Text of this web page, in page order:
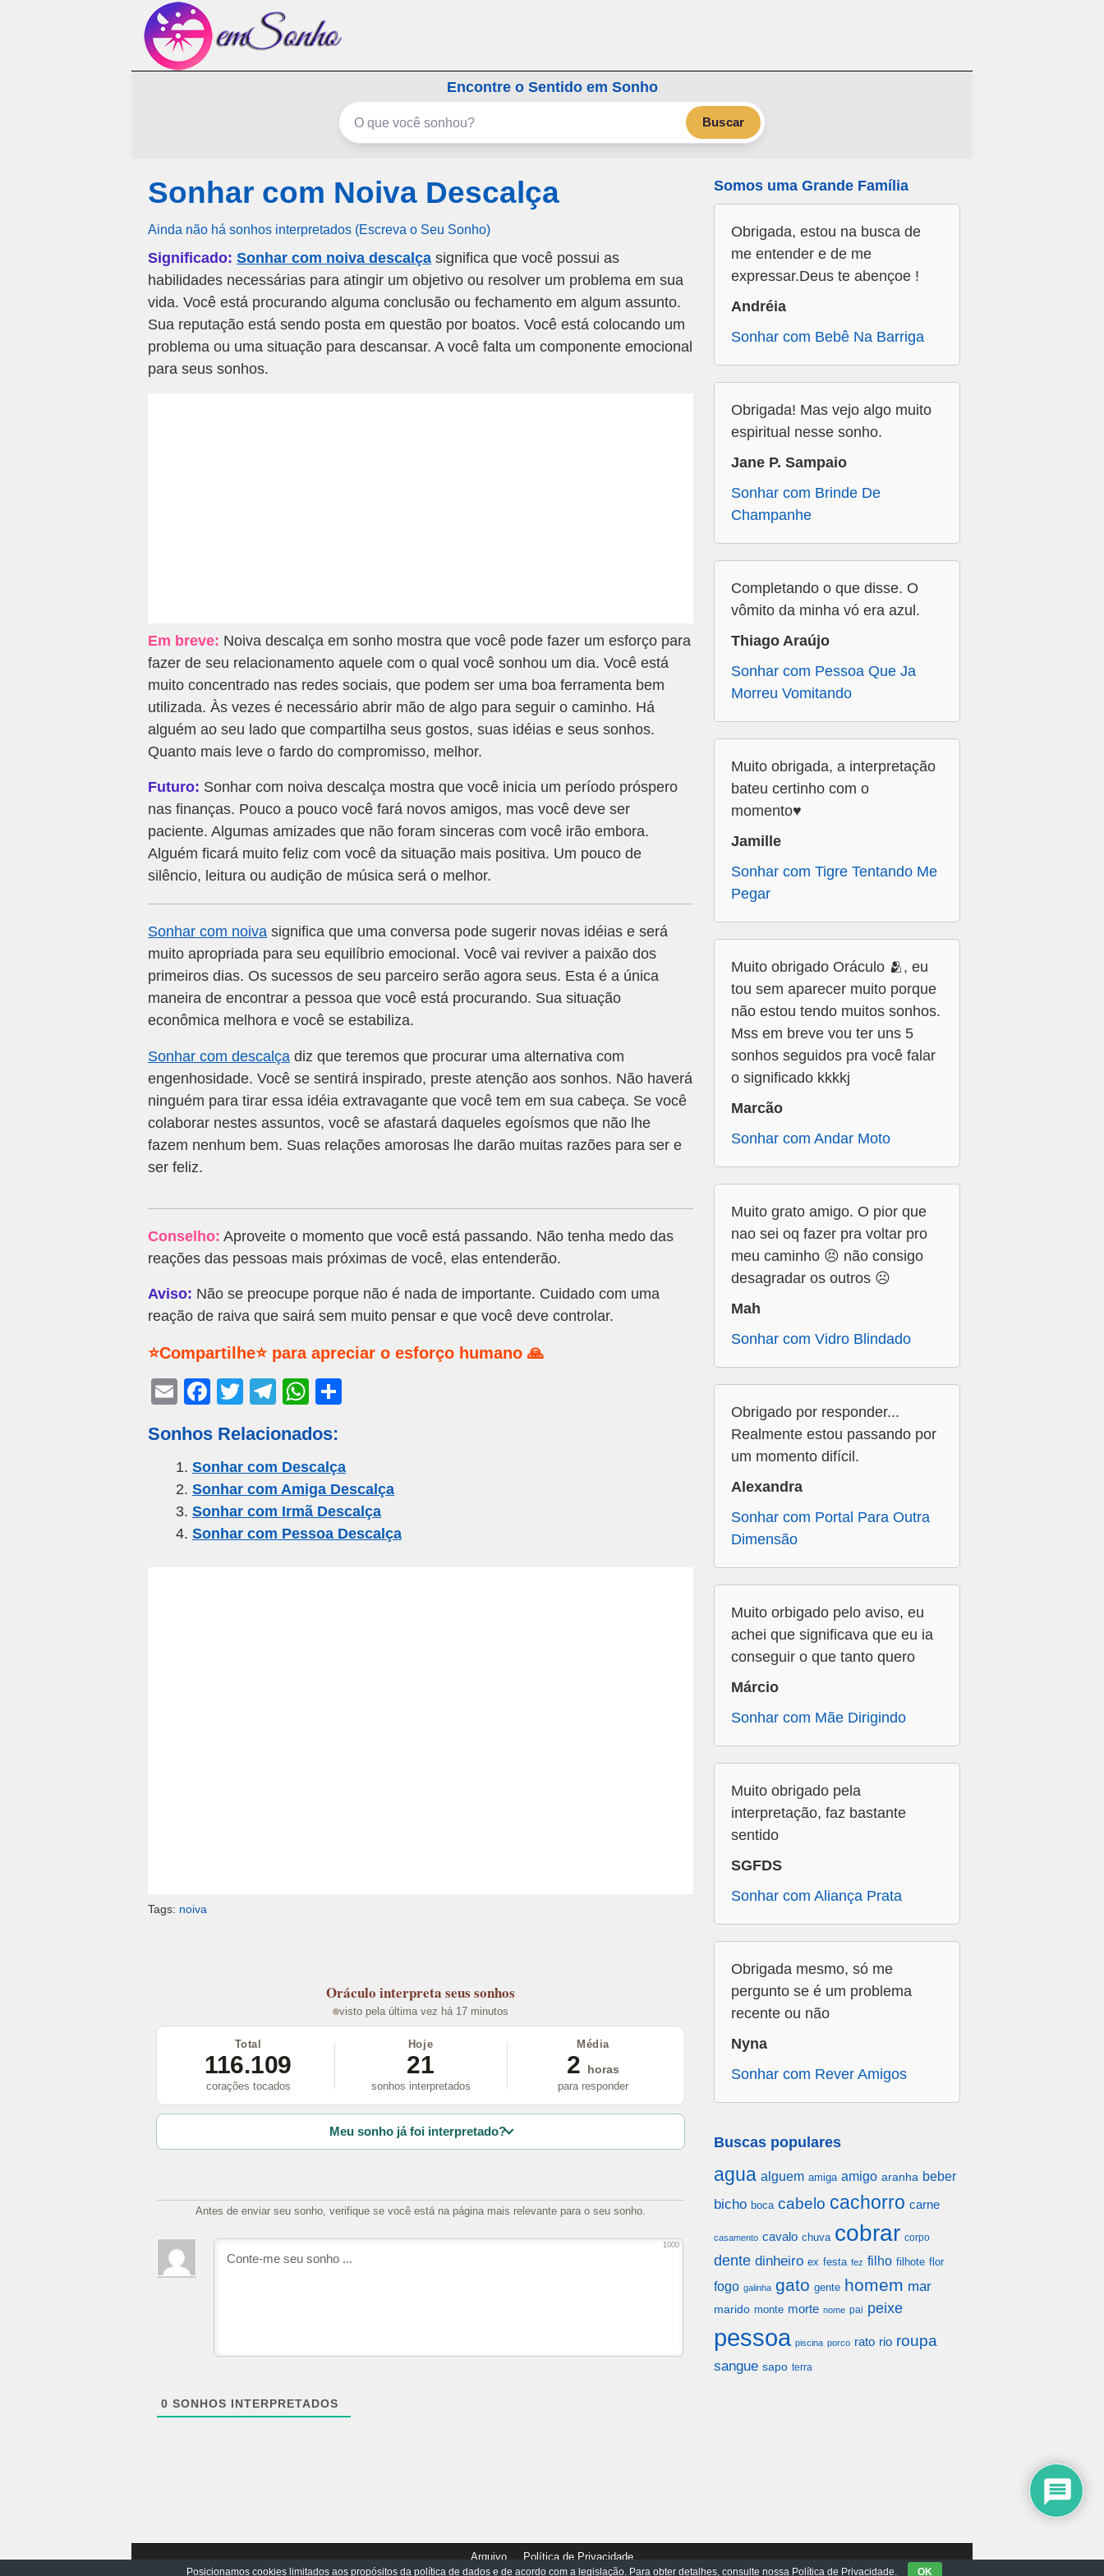
Encontre o Sentido em Sonho
Buscar
Sonhar com Noiva Descalça
Ainda não há sonhos interpretados (Escreva o Seu Sonho)
Significado: Sonhar com noiva descalça significa que você possui as
habilidades necessárias para atingir um objetivo ou resolver um problema em sua
vida. Você está procurando alguma conclusão ou fechamento em algum assunto.
Sua reputação está sendo posta em questão por boatos. Você está colocando um
problema ou uma situação para descansar. A você falta um componente emocional
para seus sonhos.
Em breve: Noiva descalça em sonho mostra que você pode fazer um esforço para
fazer de seu relacionamento aquele com o qual você sonhou um dia. Você está
muito concentrado nas redes sociais, que podem ser uma boa ferramenta bem
utilizada. Às vezes é necessário abrir mão de algo para seguir o caminho. Há
alguém ao seu lado que compartilha seus gostos, suas idéias e seus sonhos.
Quanto mais leve o fardo do compromisso, melhor.
Futuro: Sonhar com noiva descalça mostra que você inicia um período próspero
nas finanças. Pouco a pouco você fará novos amigos, mas você deve ser
paciente. Algumas amizades que não foram sinceras com você irão embora.
Alguém ficará muito feliz com você da situação mais positiva. Um pouco de
silêncio, leitura ou audição de música será o melhor.
Sonhar com noiva significa que uma conversa pode sugerir novas idéias e será
muito apropriada para seu equilíbrio emocional. Você vai reviver a paixão dos
primeiros dias. Os sucessos de seu parceiro serão agora seus. Esta é a única
maneira de encontrar a pessoa que você está procurando. Sua situação
econômica melhora e você se estabiliza.
Sonhar com descalça diz que teremos que procurar uma alternativa com
engenhosidade. Você se sentirá inspirado, preste atenção aos sonhos. Não haverá
ninguém para tirar essa idéia extravagante que você tem em sua cabeça. Se você
colaborar nestes assuntos, você se afastará daqueles egoísmos que não lhe
fazem nenhum bem. Suas relações amorosas lhe darão muitas razões para ser e
ser feliz.
Conselho: Aproveite o momento que você está passando. Não tenha medo das
reações das pessoas mais próximas de você, elas entenderão.
Aviso: Não se preocupe porque não é nada de importante. Cuidado com uma
reação de raiva que sairá sem muito pensar e que você deve controlar.
⭐Compartilhe⭐ para apreciar o esforço humano 🙏
E
ail
F
c
e
b
o
o
T
tt
er
T
e
gr
a
m
W
at
s
A
p
p
e
Sonhos Relacionados:
Sonhar com Descalça
Sonhar com Amiga Descalça
Sonhar com Irmã Descalça
Sonhar com Pessoa Descalça
Tags: noiva
Oráculo interpreta seus sonhos
visto pela última vez há 17 minutos
Total
116.109
corações tocados
Hoje
21
sonhos interpretados
Média
2
horas
para responder
Meu sonho já foi interpretado?
Antes de enviar seu sonho, verifique se você está na página mais relevante para o seu sonho.
1000
0 SONHOS INTERPRETADOS
Somos uma Grande Família
Obrigada, estou na busca de
me entender e de me
expressar.Deus te abençoe !
Andréia
Sonhar com Bebê Na Barriga
Obrigada! Mas vejo algo muito
espiritual nesse sonho.
Jane P. Sampaio
Sonhar com Brinde De
Champanhe
Completando o que disse. O
vômito da minha vó era azul.
Thiago Araújo
Sonhar com Pessoa Que Ja
Morreu Vomitando
Muito obrigada, a interpretação
bateu certinho com o
momento♥️
Jamille
Sonhar com Tigre Tentando Me
Pegar
Muito obrigado Oráculo 🫂, eu
tou sem aparecer muito porque
não estou tendo muitos sonhos.
Mss em breve vou ter uns 5
sonhos seguidos pra você falar
o significado kkkkj
Marcão
Sonhar com Andar Moto
Muito grato amigo. O pior que
nao sei oq fazer pra voltar pro
meu caminho 😣 não consigo
desagradar os outros ☹️
Mah
Sonhar com Vidro Blindado
Obrigado por responder...
Realmente estou passando por
um momento difícil.
Alexandra
Sonhar com Portal Para Outra
Dimensão
Muito orbigado pelo aviso, eu
achei que significava que eu ia
conseguir o que tanto quero
Márcio
Sonhar com Mãe Dirigindo
Muito obrigado pela
interpretação, faz bastante
sentido
SGFDS
Sonhar com Aliança Prata
Obrigada mesmo, só me
pergunto se é um problema
recente ou não
Nyna
Sonhar com Rever Amigos
Buscas populares
agua alguem amiga amigo aranha beber
bicho boca cabelo cachorro carne
casamento cavalo chuva cobrar corpo
dente dinheiro ex festa fez filho filhote flor
fogo galinha gato gente homem mar
marido monte morte nome pai peixe
pessoa piscina porco rato rio roupa
sangue sapo terra
Arquivo Política de Privacidade
Posicionamos cookies limitados aos propósitos da política de dados e de acordo com a legislação. Para obter detalhes, consulte nossa Política de Privacidade. OK